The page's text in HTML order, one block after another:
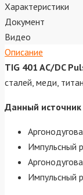
Характеристики
Документ
Видео
Описание
TIG 401 AC/DC
сталей, меди,
Данный
Импульсный
Импульсный